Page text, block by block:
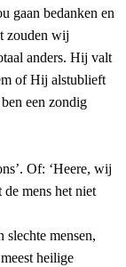
gaan bedanken en
zouden wij
anders. Hij valt
of Hij alstublieft
een zondig
Of: ‘Heere, wij
mens het niet
slechte mensen,
heilige